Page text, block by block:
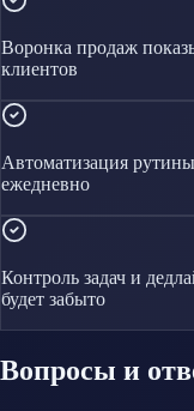
Воронка продаж
клиентов
Автоматизация
ежедневно
Контроль задач и
будет забыто
Вопросы и